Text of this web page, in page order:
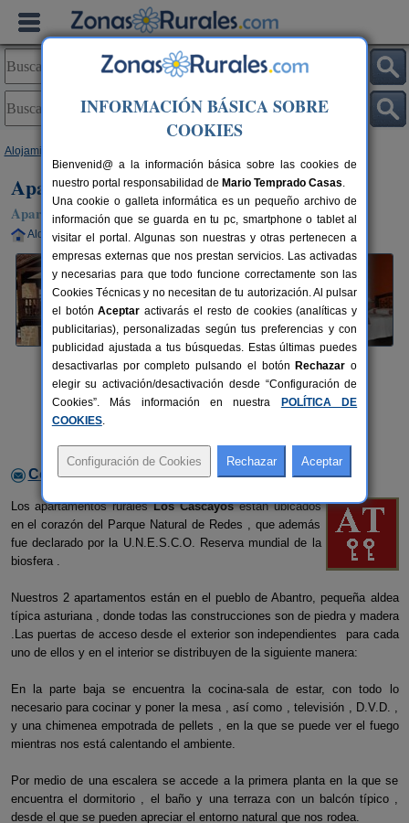
Alojamientos
Apartamentos Rurales Los Cascayos
Apartamentos Rurales en Abantro / Caso (Asturias)
Alquiler completo 2-12 plazas 40 km de Oviedo
Contactar con el alojamiento
Los apartamentos ruralesLos Cascayosestán ubicados
en el corazón del Parque Natural de Redes , que además
fue declarado por la U.N.E.S.C.O. Reserva mundial de la
biosfera .
Nuestros 2 apartamentos están en el pueblo de Abantro, pequeña aldea
típica asturiana , donde todas las construcciones son de piedra y madera
.Las puertas de acceso desde el exterior son independientes para cada
uno de ellos y en el interior se distribuyen de la siguiente manera:
En la parte baja se encuentra la cocina-sala de estar, con todo lo
necesario para cocinar y poner la mesa , así como , televisión , D.V.D. ,
y una chimenea empotrada de pellets , en la que se puede ver el fuego
mientras nos está calentando el ambiente.
Por medio de una escalera se accede a la primera planta en la que se
encuentra el dormitorio , el baño y una terraza con un balcón típico ,
desde el que se pueden apreciar el entorno natural que nos rodea.
INFORMACIÓN BÁSICA SOBRE
COOKIES
Bienvenid@ a la información básica sobre las cookies de
nuestro portal responsabilidad de Mario Temprado Casas.
Una cookie o galleta informática es un pequeño archivo de
información que se guarda en tu pc, smartphone o tablet al
visitar el portal. Algunas son nuestras y otras pertenecen a
empresas externas que nos prestan servicios. Las activadas
y necesarias para que todo funcione correctamente son las
Cookies Técnicas y no necesitan de tu autorización. Al pulsar
el botónAceptar activarás el resto de cookies (analíticas y
publicitarias), personalizadas según tus preferencias y con
publicidad ajustada a tus búsquedas. Estas últimas puedes
desactivarlas por completo pulsando el botón Rechazar o
elegir su activación/desactivación desde “Configuración de
Cookies”. Más información en nuestra
POLÍTICA DE
COOKIES.